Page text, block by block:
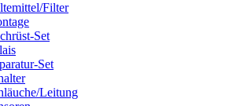
Filter
Set
Set
Leitung